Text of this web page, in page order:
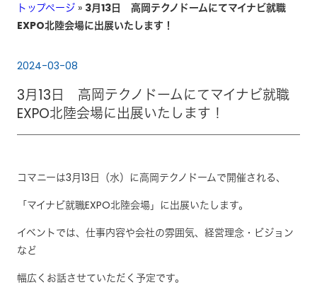
トップページ » 3月13日 高岡テクノドームにてマイナビ就職
EXPO北陸会場に出展いたします！
2024-03-08
3月13日 高岡テクノドームにてマイナビ就職
EXPO北陸会場に出展いたします！
コマニーは3月13日（水）に高岡テクノドームで開催される、
「マイナビ就職EXPO北陸会場」に出展いたします。
イベントでは、仕事内容や会社の雰囲気、経営理念・ビジョン
など
幅広くお話させていただく予定です。